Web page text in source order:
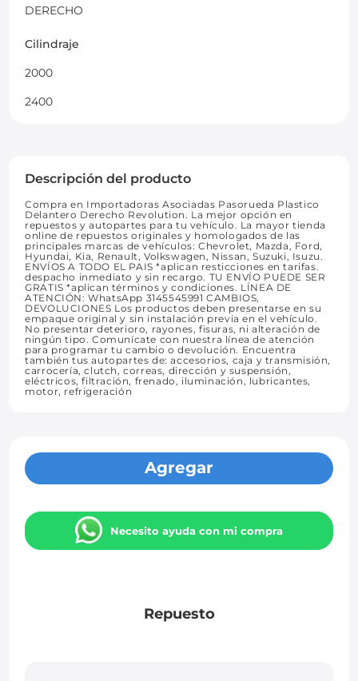
DERECHO
Cilindraje
2000
2400
Descripción del producto
Compra en Importadoras Asociadas Pasorueda Plastico
Delantero Derecho Revolution. La mejor opción en
repuestos y autopartes para tu vehículo. La mayor tienda
online de repuestos originales y homologados de las
principales marcas de vehículos: Chevrolet, Mazda, Ford,
Hyundai, Kia, Renault, Volkswagen, Nissan, Suzuki, Isuzu.
ENVÍOS A TODO EL PAIS *aplican resticciones en tarifas.
despacho inmediato y sin recargo. TU ENVÍO PUEDE SER
GRATIS *aplican términos y condiciones. LÍNEA DE
ATENCIÓN: WhatsApp 3145545991 CAMBIOS,
DEVOLUCIONES Los productos deben presentarse en su
empaque original y sin instalación previa en el vehículo.
No presentar deterioro, rayones, fisuras, ni alteración de
ningún tipo. Comunícate con nuestra línea de atención
para programar tu cambio o devolución. Encuentra
también tus autopartes de: accesorios, caja y transmisión,
carrocería, clutch, correas, dirección y suspensión,
eléctricos, filtración, frenado, iluminación, lubricantes,
motor, refrigeración
Agregar
Necesito ayuda con mi compra
Repuesto